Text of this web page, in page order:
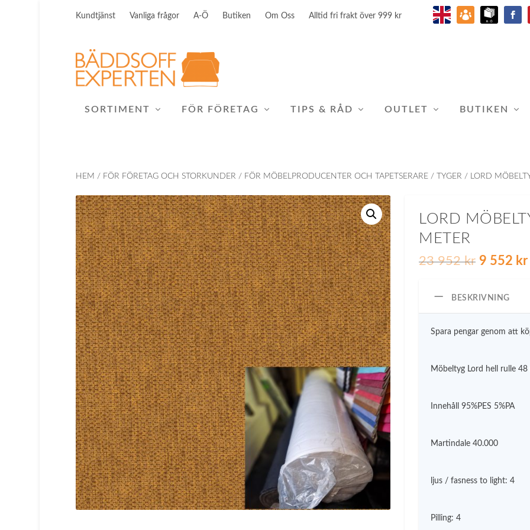
Kundtjänst Vanliga frågor A-Ö Butiken Om Oss Alltid fri frakt över 999 kr
SORTIMENT FÖR FÖRETAG TIPS & RÅD OUTLET BUTIKEN
HEM / FÖR FÖRETAG OCH STORKUNDER / FÖR MÖBELPRODUCENTER OCH TAPETSERARE/ TYGER / LORD
LORD
METER
23 952kr D
u
r
p
u
l
a
i
9 552 krD
v
BESKRIVNING
Spara pengar genom att
Möbeltyg Lord hell rulle 48
Innehåll 95%PES 5%PA
Martindale 40.000
ljus / fasness to light: 4
Pilling: 4